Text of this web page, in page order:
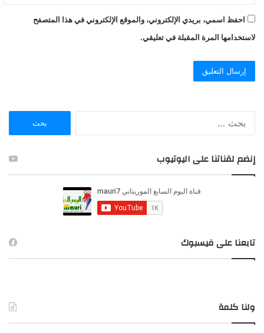
احفظ اسمي، بريدي الإلكتروني، والموقع الإلكتروني في هذا المتصفح
لاستخدامها المرة المقبلة في تعليقي.
ن
:
إنضم لقناتنا على اليوتيوب
تابعنا على فيسبوك
ولنا كلمة